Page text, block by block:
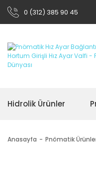
0 (312) 385 90 45
Hidrolik Ürünler
Anasayfa Pnömatik